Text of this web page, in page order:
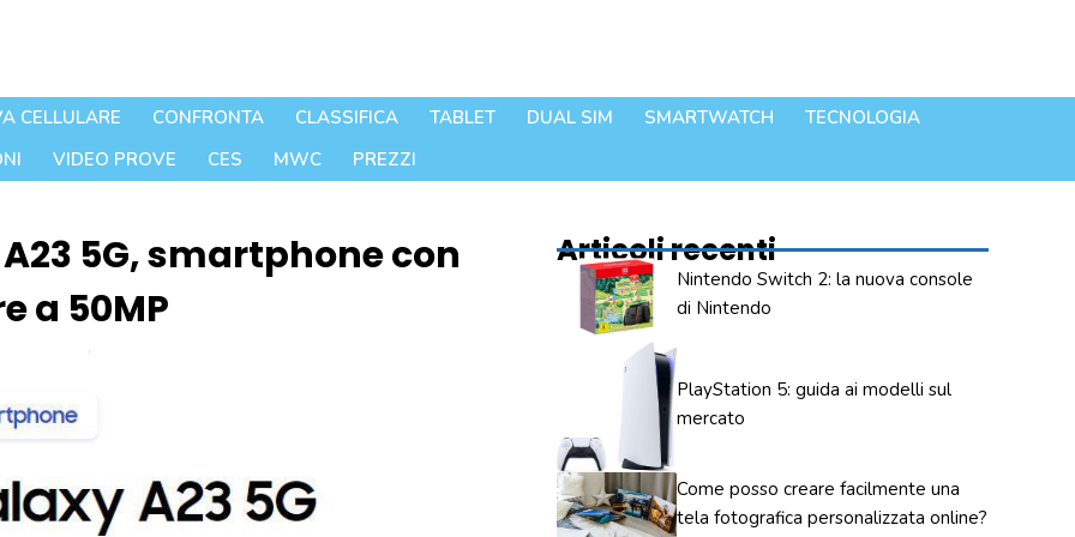
CELLULARE CONFRONTA CLASSIFICA TABLET DUAL SIM SMARTWATCH
TECNOLOGIA
VIDEO PROVE CES MWC PREZZI
5G, smartphone con
a 50MP
Articoli recenti
Nintendo Switch 2: la nuova console
di Nintendo
PlayStation 5: guida ai modelli sul
mercato
Come posso creare facilmente una
tela fotografica personalizzata online?